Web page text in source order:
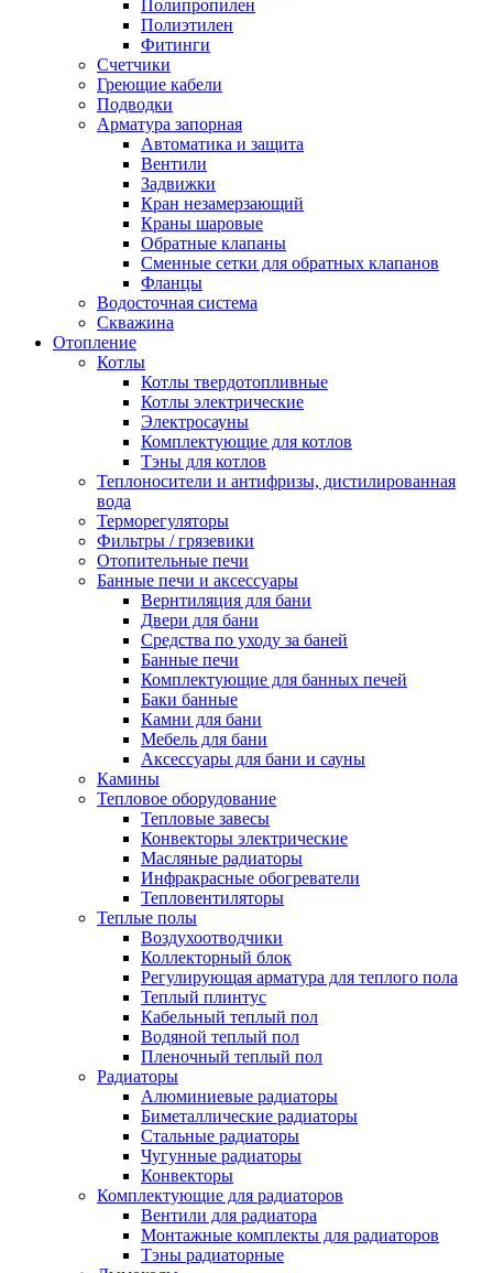
Полипропилен
Полиэтилен
Фитинги
Счетчики
Греющие кабели
Подводки
Арматура запорная
Автоматика и защита
Вентили
Задвижки
Кран незамерзающий
Краны шаровые
Обратные клапаны
Сменные сетки для обратных клапанов
Фланцы
Водосточная система
Скважина
Отопление
Котлы
Котлы твердотопливные
Котлы электрические
Электросауны
Комплектующие для котлов
Тэны для котлов
Теплоносители и антифризы, дистилированная
вода
Терморегуляторы
Фильтры / грязевики
Отопительные печи
Банные печи и аксессуары
Вернтиляция для бани
Двери для бани
Средства по уходу за баней
Банные печи
Комплектующие для банных печей
Баки банные
Камни для бани
Мебель для бани
Аксессуары для бани и сауны
Камины
Тепловое оборудование
Тепловые завесы
Конвекторы электрические
Масляные радиаторы
Инфракрасные обогреватели
Тепловентиляторы
Теплые полы
Воздухоотводчики
Коллекторный блок
Регулирующая арматура для теплого пола
Теплый плинтус
Кабельный теплый пол
Водяной теплый пол
Пленочный теплый пол
Радиаторы
Алюминиевые радиаторы
Биметаллические радиаторы
Стальные радиаторы
Чугунные радиаторы
Конвекторы
Комплектующие для радиаторов
Вентили для радиатора
Монтажные комплекты для радиаторов
Тэны радиаторные